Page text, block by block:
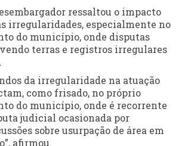
ressaltou o impacto
irregularidades, especialmente no
do município, onde disputas
terras e registros irregulares
da irregularidade na atuação
como frisado, no próprio
do município, onde é recorrente
judicial ocasionada por
sobre usurpação de área em
afirmou.